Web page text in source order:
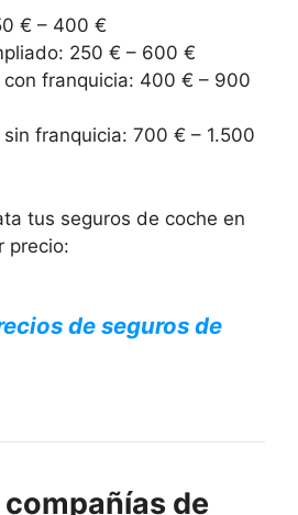
€ – 400 €
250 € – 600 €
con franquicia: 400 € – 900
franquicia: 700 € – 1.500
tus seguros de coche en
precio:
de seguros de
de